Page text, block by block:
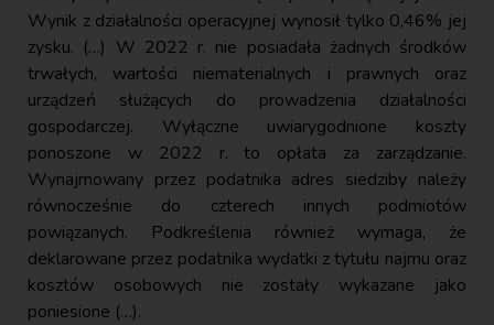
Wynik z działalności operacyjnej wynosił tylko 0,46% jej
zysku. (…) W 2022 r. nie posiadała żadnych środków
trwałych, wartości niematerialnych i prawnych oraz
urządzeń służących do prowadzenia działalności
gospodarczej. Wyłączne uwiarygodnione koszty
ponoszone w 2022 r. to opłata za zarządzanie.
Wynajmowany przez podatnika adres siedziby należy
równocześnie do czterech innych podmiotów
powiązanych. Podkreślenia również wymaga, że
deklarowane przez podatnika wydatki z tytułu najmu oraz
kosztów osobowych nie zostały wykazane jako
poniesione (…).